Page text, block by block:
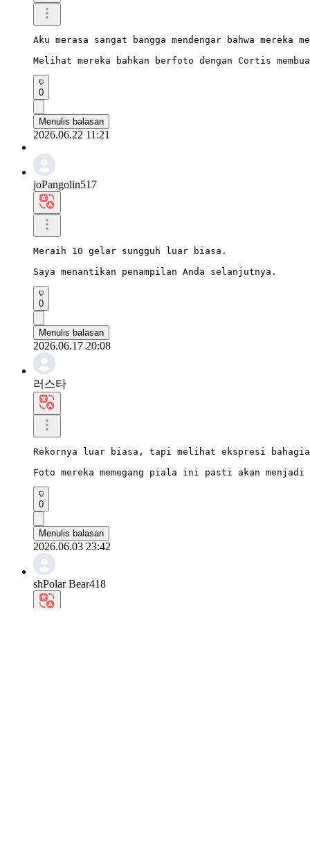
Aku merasa sangat bangga mendengar bahwa mereka
Melihat mereka bahkan berfoto dengan Cortis
0
Menulis balasan
2026.06.22 11:21
joPangolin517
Meraih 10 gelar sungguh luar biasa.
Saya menantikan penampilan Anda selanjutnya.
0
Menulis balasan
2026.06.17 20:08
러스타
Rekornya luar biasa, tapi melihat ekspresi bahagia
Foto mereka memegang piala ini pasti akan menjadi
0
Menulis balasan
2026.06.03 23:42
shPolar Bear418